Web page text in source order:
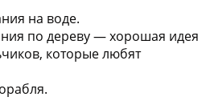
на воде.
по дереву— хорошая идея
которые любят
.